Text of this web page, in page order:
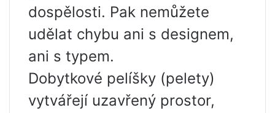
dospělosti. Pak nemůžete
udělat chybu ani s designem,
ani s typem.
Dobytkové pelíšky (pelety)
vytvářejí uzavřený prostor,